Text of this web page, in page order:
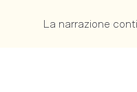
La narrazione